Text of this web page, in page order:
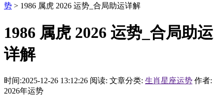
势 > 1986 属虎 2026 运势_合局助运详解
1986 属虎 2026 运势_合局助运
详解
时间:2025-12-26 13:12:26 阅读: 文章分类: 生肖星座运势 作者:
2026年运势